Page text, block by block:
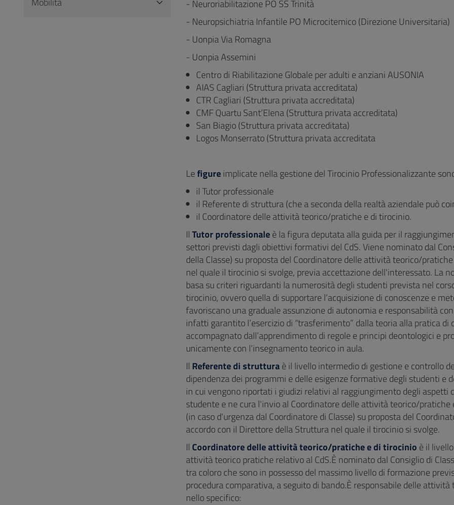
- Neuroriabilitazione PO SS Trinità
- Neuropsichiatria Infantile PO Microcitemico (Direzione Universitaria)
- Uonpia Via Romagna
- Uonpia Assemini
Centro di Riabilitazione Globale per adulti e anziani AUSONIA
AIAS Cagliari (Struttura privata accreditata)
CTR Cagliari (Struttura privata accreditata)
CMF Quartu Sant’Elena (Struttura privata accreditata)
San Biagio (Struttura privata accreditata)
Logos Monserrato (Struttura privata accreditata
Lefigureimplicate nella gestione del Tirocinio Professionalizzante
il Tutor professionale
il Referente di struttura (che a seconda della realtà aziendale può
il Coordinatore delle attività teorico/pratiche e di tirocinio.
IlTutor professionaleè la figura deputata alla guida per il
settori previsti dagli obiettivi formativi del CdS. Viene nominato dal
della Classe) su proposta del Coordinatore delle attività teorico/
nel quale il tirocinio si svolge, previa accettazione dell'interessato. La
basa su criteri riguardanti la numerosità degli studenti prevista nel
tirocinio, ovvero quella di supportare l’acquisizione di conoscenze e
favoriscano una graduale assunzione di autonomia e responsabilità
infatti garantito l’esercizio di “trasferimento” dalla teoria alla pratica
accompagnato dall’apprendimento di regole e principi deontologici e
unicamente con l’insegnamento teorico in aula.
Il Referente di strutturaè il livello intermedio di gestione e controllo
dipendenza dei programmi e delle esigenze formative degli studenti
in cui vengono riportati i giudizi relativi al raggiungimento degli
studente e ne cura l'invio al Coordinatore delle attività teorico/
(in caso d'urgenza dal Coordinatore di Classe) su proposta del
accordo con il Direttore della Struttura nel quale il tirocinio si svolge.
Il Coordinatore delle attività teorico/pratiche e di tirocinio è il
attività teorico pratiche relativo al CdS.È nominato dal Consiglio di
tra coloro che sono in possesso del massimo livello di formazione
procedura comparativa, a seguito di bando.È responsabile delle
nello specifico: